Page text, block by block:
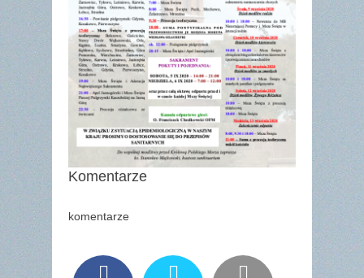
Komentarze
komentarze